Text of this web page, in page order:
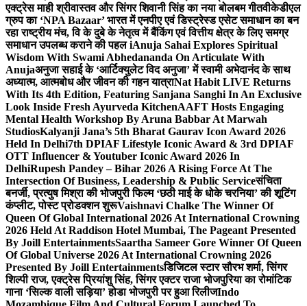
एक्ट्रेस माही श्रीवास्तव और सिंगर शिवानी सिंह का नया बोलबम गीतवीकेडीएल
ग्रुप का ‘NPA Bazaar’ भारत में एनपीए एवं डिस्ट्रेस्ड एसेट समाधान का बन
रहा राष्ट्रीय मंच, वि के दुबे के नेतृत्व में बैंकिंग एवं वित्तीय क्षेत्र के लिए समग्र
समाधान उपलब्ध कराने की पहल iAnuja Sahai Explores Spiritual
Wisdom With Swami Abhedananda On Articulate With
Anujaअनुजा सहाई के ‘आर्टिक्युलेट विद अनुजा’ में स्वामी अभेदानंद के साथ
अध्यात्म, आत्मबोध और जीवन की गहन यात्राNat Habit LIVE Returns
With Its 4th Edition, Featuring Sanjana Sanghi In An Exclusive
Look Inside Fresh Ayurveda KitchenAAFT Hosts Engaging
Mental Health Workshop By Aruna Babbar At Marwah
StudiosKalyanji Jana’s 5th Bharat Gaurav Icon Award 2026
Held In Delhi7th DPIAF Lifestyle Iconic Award & 3rd DPIAF
OTT Influencer & Youtuber Iconic Award 2026 In
DelhiRupesh Pandey – Bihar 2026 A Rising Force At The
Intersection Of Business, Leadership & Public Serviceसंचिता
बनर्जी, प्रत्युष मिश्रा की भोजपुरी फिल्म ‘छठी माई के धोके चरनिया’ की शूटिंग
कंप्लीट, पोस्ट प्रोडक्शन शुरूVaishnavi Chalke The Winner Of
Queen Of Global International 2026 At International Crowning
2026 Held At Raddison Hotel Mumbai, The Pageant Presented
By Joill EntertainmentsSaartha Sameer Gore Winner Of Queen
Of Global Universe 2026 At International Crowning 2026
Presented By Joill Entertainmentsडिजिटल स्टार सौरभ शर्मा, सिंगर
शिल्पी राज, एक्ट्रेस प्रियांशु सिंह, सिंगर एक्टर राजा भोजपुरिया का रोमांटिक
गाना ‘सिल्क वाली सड़िया’ होडा भोजपुरी पर हुआ रिलीजIndo